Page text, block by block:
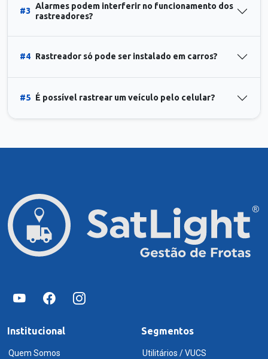
#3
Alarmes podem interferir no funcionamento dos
rastreadores?
#4 Rastreador só pode ser instalado em carros?
#5 É possível rastrear um veículo pelo celular?
Institucional
Quem Somos
Segmentos
Utilitários / VUCS